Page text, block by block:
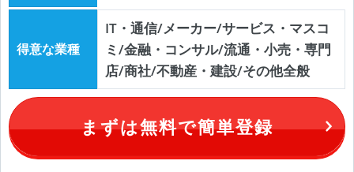
得意な業種
IT・通信/メーカー/サービス・マスコ
ミ/金融・コンサル/流通・小売・専門
店/商社/不動産・建設/その他全般
まずは無料で簡単登録